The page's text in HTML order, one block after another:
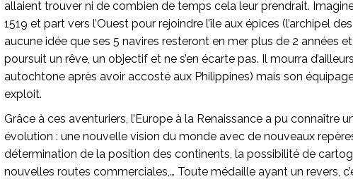
allaient trouver ni de combien de temps cela leur prendrait.
1519 et part vers l’Ouest pour rejoindre l’île aux épices (l’archipel
aucune idée que ses 5 navires resteront en mer plus de 2 années
poursuit un rêve, un objectif et ne s’en écarte pas. Il mourra
autochtone après avoir accosté aux Philippines) mais son
exploit.
Grâce à ces aventuriers, l’Europe à la Renaissance a pu connaître
évolution : une nouvelle vision du monde avec de nouveaux
détermination de la position des continents, la possibilité de
nouvelles routes commerciales,… Toute médaille ayant un revers,